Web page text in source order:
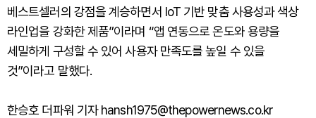
베스트셀러의 강점을 계승하면서 IoT 기반 맞춤 사용성과 색상
라인업을 강화한 제품”이라며 “앱 연동으로 온도와 용량을
세밀하게 구성할 수 있어 사용자 만족도를 높일 수 있을
것”이라고 말했다.
한승호 더파워 기자 hansh1975@thepowernews.co.kr